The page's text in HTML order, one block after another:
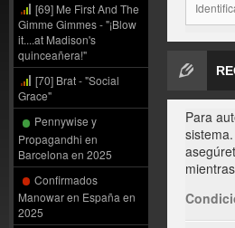
[69] Me First And The
Gimme Gimmes - "¡Blow
it....at Madison's
quinceañera!"
[70] Brat - "Social
Grace"
Pennywise y
Propagandhi en
Barcelona en 2025
Confirmados
Manowar en España en
2025
Para